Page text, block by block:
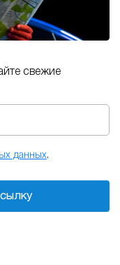
свежие
данных.